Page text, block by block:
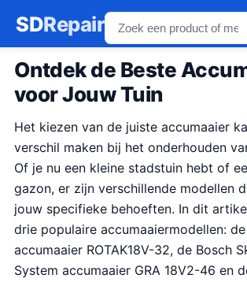
SDRepair
Ontdek de Beste
voor Jouw Tuin
Het kiezen van de juiste accumaaier
verschil maken bij het onderhouden
Of je nu een kleine stadstuin hebt of
gazon, er zijn verschillende modellen
jouw specifieke behoeften. In dit
drie populaire accumaaiermodellen:
accumaaier ROTAK18V-32, de Bosch
System accumaaier GRA 18V2-46 en